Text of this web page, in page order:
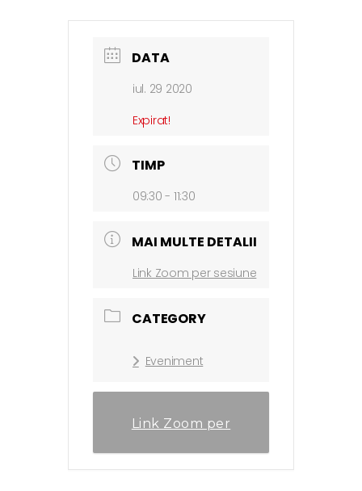
DATA
iul. 29 2020
Expirat!
TIMP
09:30 - 11:30
MAI MULTE DETALII
Link Zoom per sesiune
CATEGORY
Eveniment
Link Zoom per